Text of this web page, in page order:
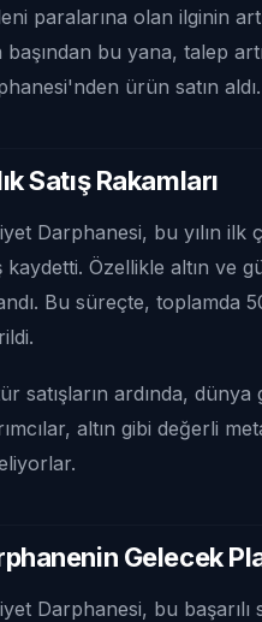
paralarına olan ilginin
başından bu yana, talep
ürün satın aldı.
Satış Rakamları
Darphanesi, bu yılın ilk
kaydetti. Özellikle altın ve
Bu süreçte, toplamda
satışların ardında,
altın gibi değerli
Gelecek
Darphanesi, bu başarılı